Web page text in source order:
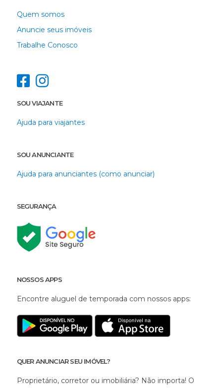
Quem somos
Anuncie seus imóveis
Trabalhe Conosco
SOU VIAJANTE
Ajuda para viajantes
SOU ANUNCIANTE
Ajuda para anunciantes (como anunciar)
SEGURANÇA
NOSSOS APPS
Encontre aluguel de temporada com nossos apps:
QUER ANUNCIAR SEU IMÓVEL?
Proprietário, corretor ou imobiliária? Não importa! O